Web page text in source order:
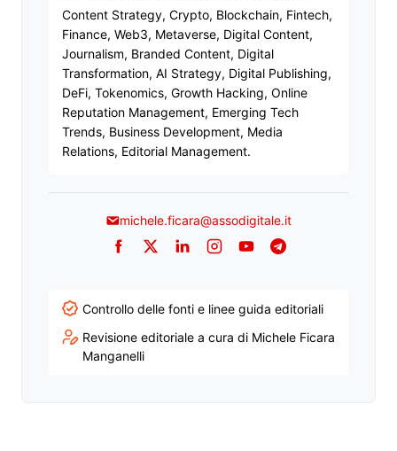
Content Strategy, Crypto, Blockchain, Fintech,
Finance, Web3, Metaverse, Digital Content,
Journalism, Branded Content, Digital
Transformation, AI Strategy, Digital Publishing,
DeFi, Tokenomics, Growth Hacking, Online
Reputation Management, Emerging Tech
Trends, Business Development, Media
Relations, Editorial Management.
michele.ficara@assodigitale.it
Facebook
TwitterLinkedInInstagram
YouTubeTelegram
Controllo delle fonti e linee guida editoriali
Revisione editoriale a cura di Michele Ficara
Manganelli